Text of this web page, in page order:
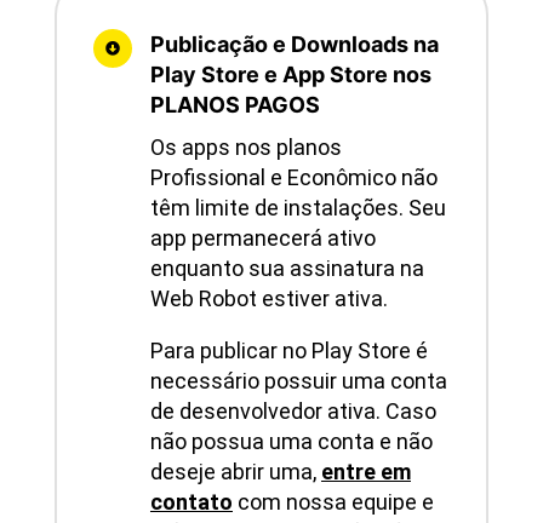

Publicação e Downloads na
Play Store e App Store nos
PLANOS PAGOS
Os apps nos planos
Profissional e Econômico não
têm limite de instalações. Seu
app permanecerá ativo
enquanto sua assinatura na
Web Robot estiver ativa.
Para publicar no Play Store é
necessário possuir uma conta
de desenvolvedor ativa. Caso
não possua uma conta e não
deseje abrir uma, entre em
contato com nossa equipe e